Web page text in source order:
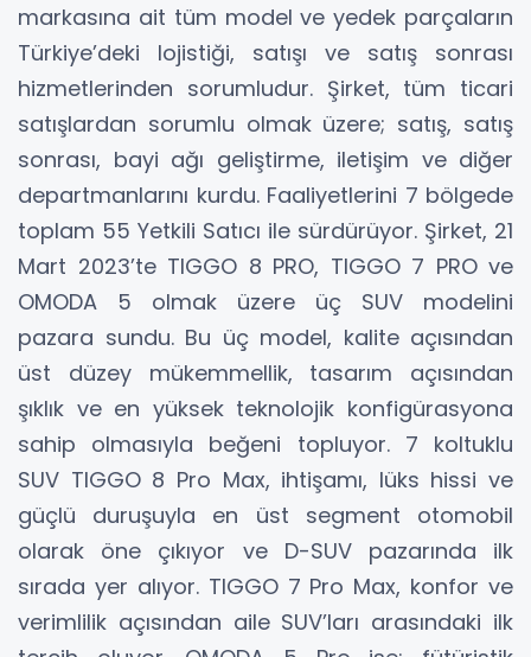
markasına ait tüm model ve yedek parçaların
Türkiye’deki lojistiği, satışı ve satış sonrası
hizmetlerinden sorumludur. Şirket, tüm ticari
satışlardan sorumlu olmak üzere; satış, satış
sonrası, bayi ağı geliştirme, iletişim ve diğer
departmanlarını kurdu. Faaliyetlerini 7 bölgede
toplam 55 Yetkili Satıcı ile sürdürüyor. Şirket, 21
Mart 2023’te TIGGO 8 PRO, TIGGO 7 PRO ve
OMODA 5 olmak üzere üç SUV modelini
pazara sundu. Bu üç model, kalite açısından
üst düzey mükemmellik, tasarım açısından
şıklık ve en yüksek teknolojik konfigürasyona
sahip olmasıyla beğeni topluyor. 7 koltuklu
SUV TIGGO 8 Pro Max, ihtişamı, lüks hissi ve
güçlü duruşuyla en üst segment otomobil
olarak öne çıkıyor ve D-SUV pazarında ilk
sırada yer alıyor. TIGGO 7 Pro Max, konfor ve
verimlilik açısından aile SUV’ları arasındaki ilk